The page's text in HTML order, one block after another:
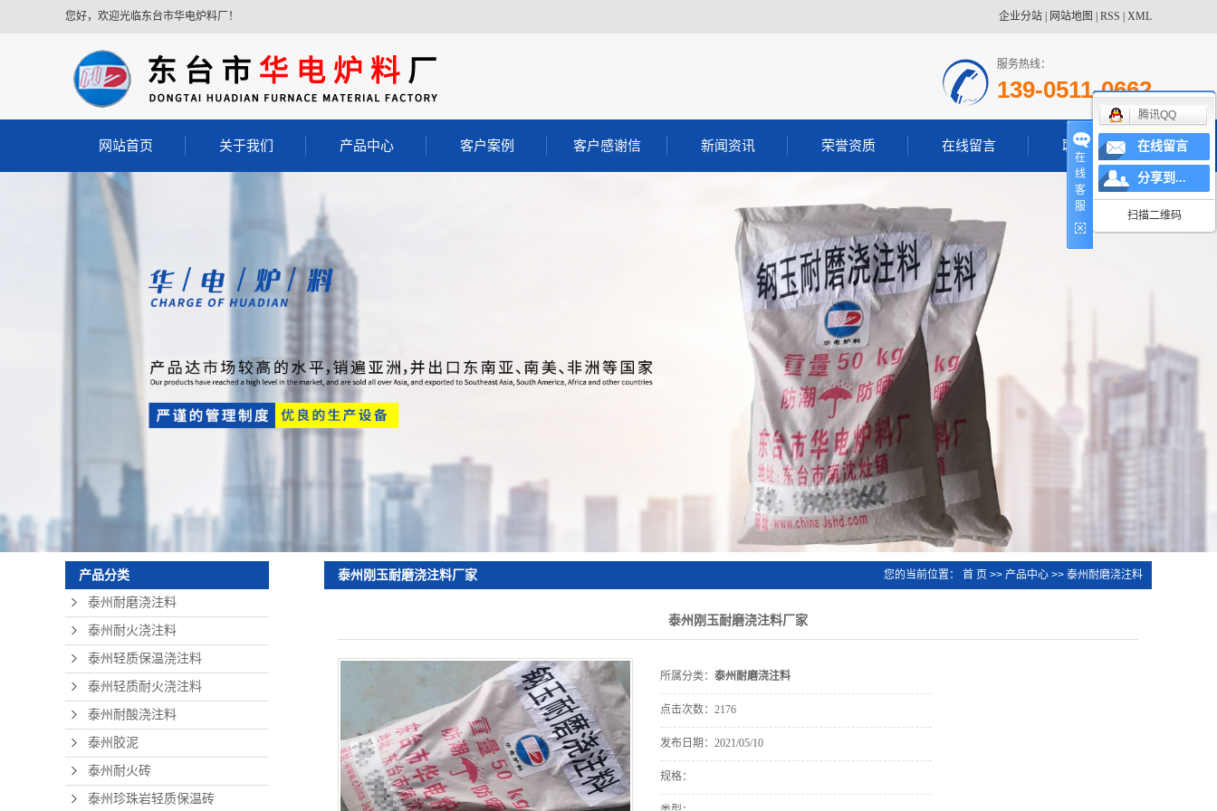
您好，欢迎光临东台市华电炉料厂！ 企业分站 网站地图 RSS XML
服务热线：
139-0511-0662
网站首页 关于我们 产品中心
泰州轻质保温浇注料
泰州轻质耐火浇注料
泰州胶泥
泰州耐火砖
泰州珍珠岩轻质保温
泰州硅酸铝纤维板
客户案例 客户感谢信 新闻资讯
行业动态
常见问答
荣誉资质 在线留言 联系我们
产品分类
泰州耐磨浇注料
泰州耐火浇注料
泰州轻质保温浇注料
泰州轻质耐火浇注料
泰州耐酸浇注料
泰州胶泥
泰州耐火砖
泰州珍珠岩轻质保温砖
泰州刚玉耐磨浇注料厂家 您的当前位置： 首 页 >> 产品中心 >> 泰州耐磨浇注料
泰州刚玉耐磨浇注料厂家
所属分类： 泰州耐磨浇注料
点击次数： 2176
发布日期： 2021/05/10
规格：
在
线
客
服
腾讯QQ
在线留言
分享到...
扫描二维码